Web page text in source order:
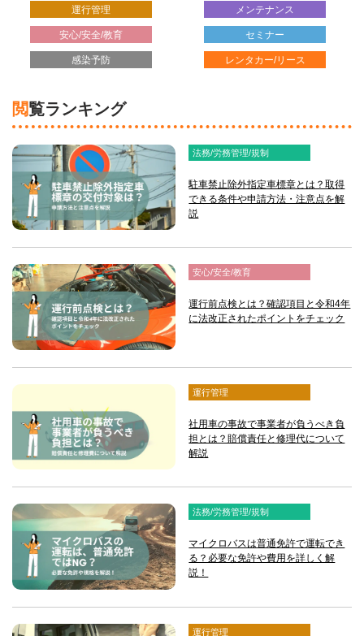
運行管理 メンテナンス
安心/安全/教育 セミナー
感染予防 レンタカー/リース
閲覧ランキング
法務/労務管理/規制
駐車禁止除外指定車標章とは？取得
できる条件や申請方法・注意点を解
説
安心/安全/教育
運行前点検とは？確認項目と令和4年
に法改正されたポイントをチェック
運行管理
社用車の事故で事業者が負うべき負
担とは？賠償責任と修理代について
解説
法務/労務管理/規制
マイクロバスは普通免許で運転でき
る？必要な免許や費用を詳しく解
説！
運行管理